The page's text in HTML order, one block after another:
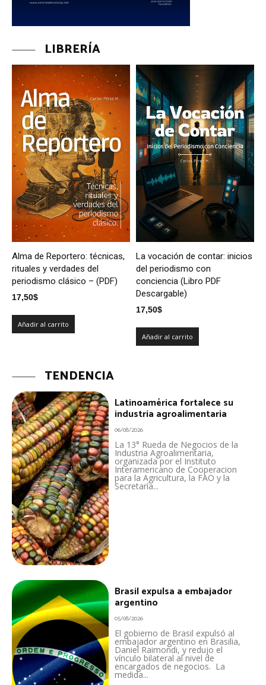
LIBRERÍA
Alma de Reportero: técnicas,
rituales y verdades del
periodismo clásico – (PDF)
17,50$
Añadir al carrito
La vocación de contar: inicios
del periodismo con
conciencia (Libro PDF
Descargable)
17,50$
Añadir al carrito
TENDENCIA
Latinoamérica fortalece su
industria agroalimentaria
06/08/2026
La 13° Rueda de Negocios de la
Industria Agroalimentaria,
organizada por el Instituto
Interamericano de Cooperacion
para la Agricultura, la FAO y la
Secretaría...
Brasil expulsa a embajador
argentino
05/08/2026
El gobierno de Brasil expulsó al
embajador argentino en Brasilia,
Daniel Raimondi, y redujo el
vínculo bilateral al nivel de
encargados de negocios. La
medida...